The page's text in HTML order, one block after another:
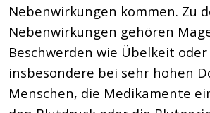
Nebenwirkungen kommen. Zu
Nebenwirkungen gehören
Beschwerden wie Übelkeit
insbesondere bei sehr hohen
Menschen, die Medikamente